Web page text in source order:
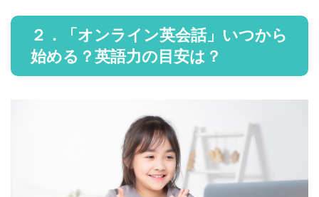
２．「オンライン英会話」いつから
始める？英語力の目安は？